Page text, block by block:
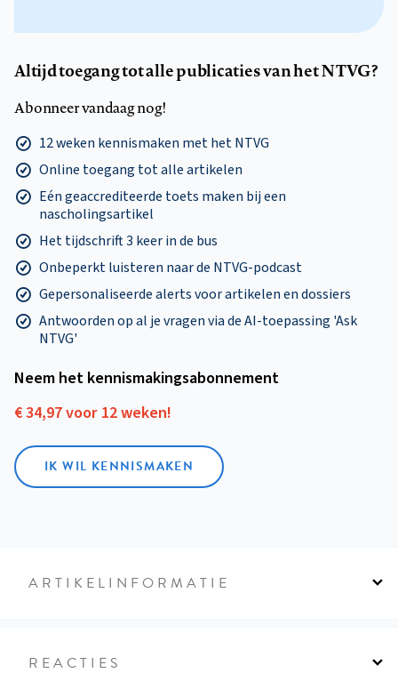
Altijd toegang tot alle publicaties van het NTVG?
Abonneer vandaag nog!
12 weken kennismaken met het NTVG
Online toegang tot alle artikelen
Eén geaccrediteerde toets maken bij een
nascholingsartikel
Het tijdschrift 3 keer in de bus
Onbeperkt luisteren naar de NTVG-podcast
Gepersonaliseerde alerts voor artikelen en dossiers
Antwoorden op al je vragen via de AI-toepassing 'Ask
NTVG'
Neem het kennismakings­abonnement
€ 34,97 voor 12 weken!
IK WIL KENNISMAKEN
ARTIKELINFORMATIE
REACTIES